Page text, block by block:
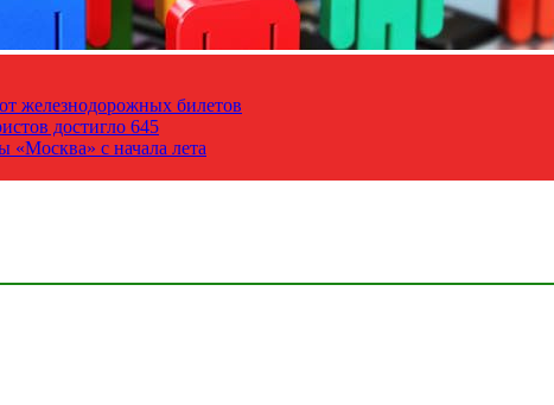
железнодорожных билетов
достигло 645
«Москва» с начала лета